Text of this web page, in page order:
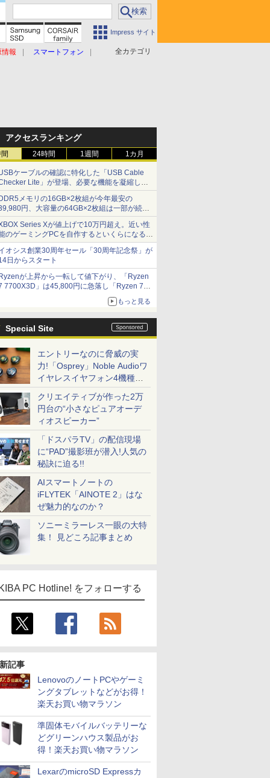
Impress サイト
全カテゴリ
情報 スマートフォン
アクセスランキング
24時間 1週間 1カ月
ケーブルの確認に特化した「USB Cable
Lite」が登場、必要な機能を凝縮しコ
パクトに 7日発売
メモリの16GB×2枚組が今年最安の
円、大容量の64GB×2枚組は一部が続騰
月前半のメモリ価格]
Series Xが値上げで10万円超え。近い性
のゲーミングPCを自作するといくらになる？
石田賀津男の『酒の肴にPCゲーム』】
オシス創業30周年セール「30周年記念祭」が
日からスタート
が上昇から一転して値下がり、「Ryzen
7700X3D」は45,800円に急落し「Ryzen 7
」との価格逆転解消 [8月前半のCPU
もっと見る
Special Site
エントリーなのに脅威の実
力!「Osprey」Noble Audioワ
イヤレスイヤフォン4機種を
一気に聴く
クリエイティブが作った2万
円台の“小さなピュアオーデ
ィオスピーカー”
「ドスパラTV」の配信現場
に“PAD”撮影班が潜入!人気の
秘訣に迫る!!
AIスマートノートの
iFLYTEK「AINOTE 2」はな
ぜ魅力的なのか？
ソニーミラーレス一眼の大特
集！ 見どころ記事まとめ
PC Hotline! をフォローする
記事
LenovoのノートPCやゲーミ
ングタブレットなどがお得！
楽天お買い物マラソン
準固体モバイルバッテリーな
どグリーンハウス製品がお
得！楽天お買い物マラソン
LexarのmicroSD Expressカ